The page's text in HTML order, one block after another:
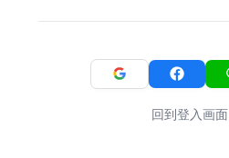
回到登入画面